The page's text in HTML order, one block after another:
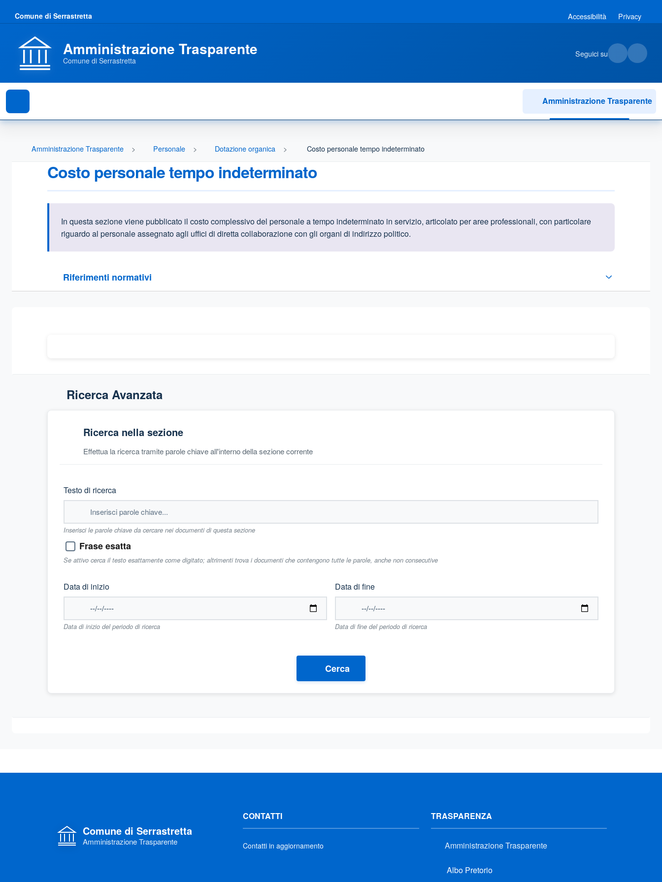
Comune di Serrastretta Accessibilità Privacy
Amministrazione Trasparente
Comune di Serrastretta
Seguici su
Amministrazione Trasparente
Amministrazione Trasparente Personale Dotazione organica Costo personale tempo indeterminato
Costo personale tempo indeterminato
Informazioni introduttive
In questa sezione viene pubblicato il costocomplessivo del personale a tempo indeterminato in servizio, articolato per aree professionali, con particolare
riguardo al personale assegnato agli uffici di diretta collaborazione con gli organi di indirizzo politico.
Riferimenti normativi
Sezione compressa
Ricerca Avanzata
Ricerca nella sezione
Effettua la ricerca tramite parole chiave all'interno della sezione corrente
Testo di ricerca
Inserisci le parole chiave da cercare nei documenti di questa sezione
Frase esatta
Se attivo cerca il testo esattamente come digitato; altrimenti trova i documenti che contengono tutte le parole, anche non consecutive
Data di inizio
Data di inizio del periodo di ricerca
Data di fine
Data di fine del periodo di ricerca
Cerca
Comune di Serrastretta
Amministrazione Trasparente
CONTATTI
Contatti in aggiornamento
TRASPARENZA
Amministrazione Trasparente
Albo Pretorio